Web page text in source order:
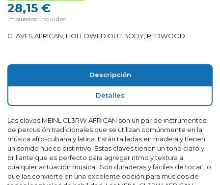
28,15 €
Impuestos incluidos
CLAVES AFRICAN, HOLLOWED OUT BODY, REDWOOD
Descripción
Detalles
Las claves MEINL CL3RW AFRICAN son un par de instrumentos
de percusión tradicionales que se utilizan comúnmente en la
música afro-cubana y latina. Están talladas en madera y tienen
un sonido hueco distintivo. Estas claves tienen un tono claro y
brillante que es perfecto para agregar ritmo y textura a
cualquier actuación musical. Son duraderas y fáciles de tocar, lo
que las convierte en una excelente opción para músicos de